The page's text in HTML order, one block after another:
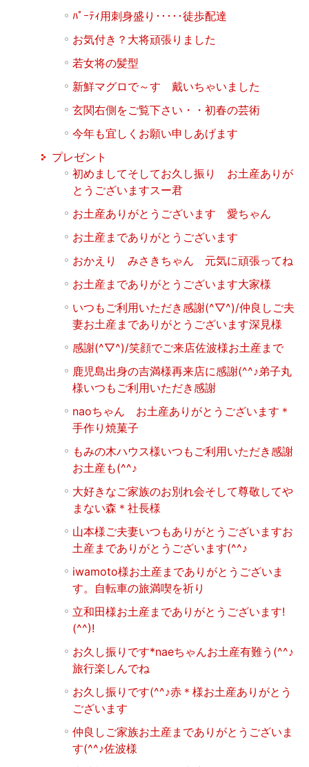
ﾊﾟｰﾃｨ用刺身盛り･････徒歩配達
お気付き？大将頑張りました
若女将の髪型
新鮮マグロで～す 戴いちゃいました
玄関右側をご覧下さい・・初春の芸術
今年も宜しくお願い申しあげます
プレゼント
初めましてそしてお久し振り お土産ありが
とうございますスー君
お土産ありがとうございます 愛ちゃん
お土産までありがとうございます
おかえり みさきちゃん 元気に頑張ってね
お土産までありがとうございます大家様
いつもご利用いただき感謝(^▽^)/仲良しご夫
妻お土産までありがとうございます深見様
感謝(^▽^)/笑顔でご来店佐波様お土産まで
鹿児島出身の吉満様再来店に感謝(^^♪弟子丸
様いつもご利用いただき感謝
naoちゃん お土産ありがとうございます＊
手作り焼菓子
もみの木ハウス様いつもご利用いただき感謝
お土産も(^^♪
大好きなご家族のお別れ会そして尊敬してや
まない森＊社長様
山本様ご夫妻いつもありがとうございますお
土産までありがとうございます(^^♪
iwamoto様お土産までありがとうございま
す。自転車の旅満喫を祈り
立和田様お土産までありがとうございます!
(^^)!
お久し振りです*naeちゃんお土産有難う(^^♪
旅行楽しんでね
お久し振りです(^^♪赤＊様お土産ありがとう
ございます
仲良しご家族お土産までありがとうございま
す(^^♪佐波様